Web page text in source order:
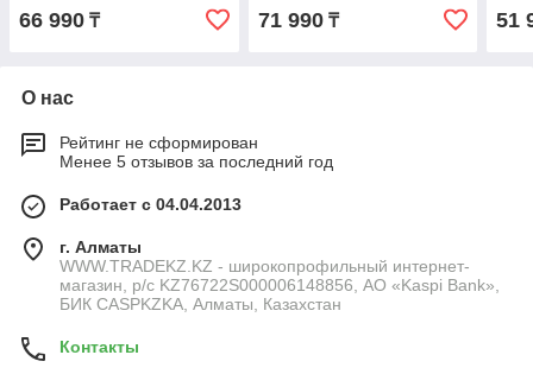
66 990 ₸ 71 990₸ 51
О нас
Рейтинг не сформирован
Менее 5 отзывов за последний год
Работает с 04.04.2013
г. Алматы
WWW.TRADEKZ.KZ - широкопрофильный интернет-
магазин, р/с KZ76722S000006148856, АО «Kaspi Bank»,
БИК CASPKZKA, Алматы, Казахстан
Контакты